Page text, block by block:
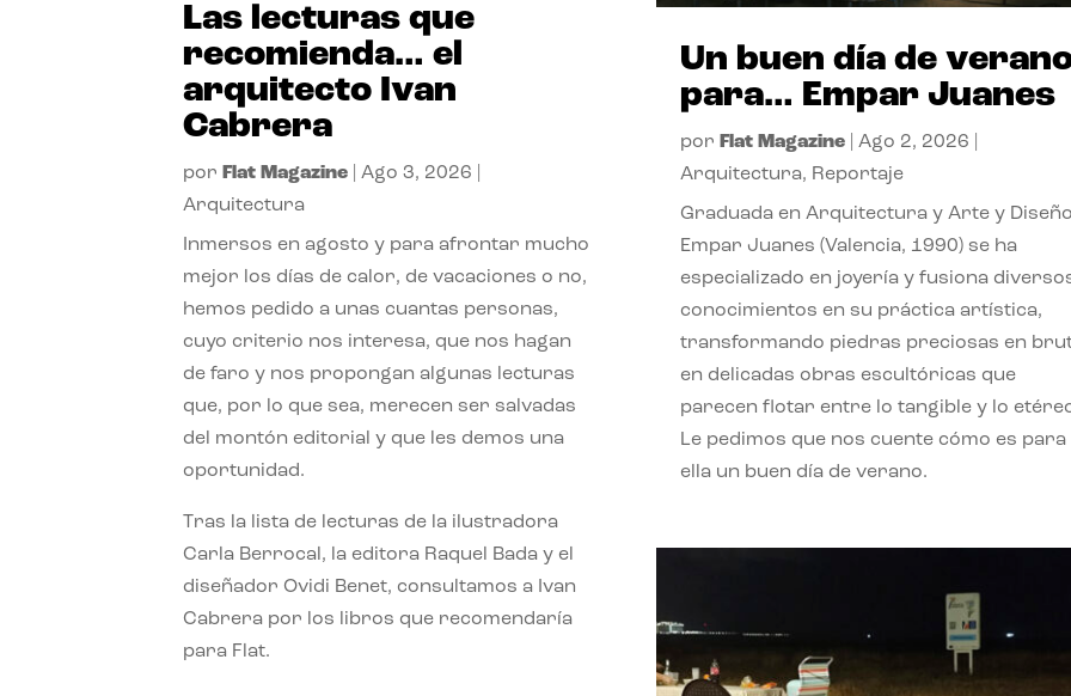
Las lecturas que
recomienda… el
arquitecto Ivan
Cabrera
por Flat Magazine |Ago 3, 2026
Arquitectura
Inmersos en agosto y para afrontar mucho
mejor los días de calor, de vacaciones o no,
hemos pedido a unas cuantas personas,
cuyo criterio nos interesa, que nos hagan
de faro y nos propongan algunas lecturas
que, por lo que sea, merecen ser salvadas
del montón editorial y que les demos una
oportunidad.
Tras la lista de lecturas de la ilustradora
Carla Berrocal, la editora Raquel Bada y el
diseñador Ovidi Benet, consultamos a Ivan
Cabrera por los libros que recomendaría
para Flat.
Un buen día de
para… Empar Juanes
por Flat Magazine| Ago 2, 2026
Arquitectura, Reportaje
Graduada en Arquitectura y Arte y
Empar Juanes (Valencia, 1990) se ha
especializado en joyería y fusiona
conocimientos en su práctica artística,
transformando piedras preciosas en
en delicadas obras escultóricas que
parecen flotar entre lo tangible y lo
Le pedimos que nos cuente cómo es para
ella un buen día de verano.